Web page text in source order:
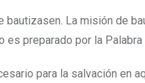
La misión de
es preparado por la
para la salvación en